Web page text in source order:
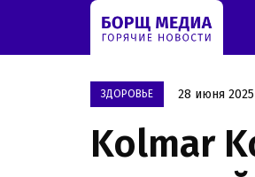
ЗДОРОВЬЕ 28 июня 2025
Kolmar